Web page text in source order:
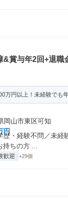
&賞与年2回+退職
万円以上！未経験でも
岡山市東区可知
円
歴・経験不問／未経
持ちの方 ...
歓迎 +29個